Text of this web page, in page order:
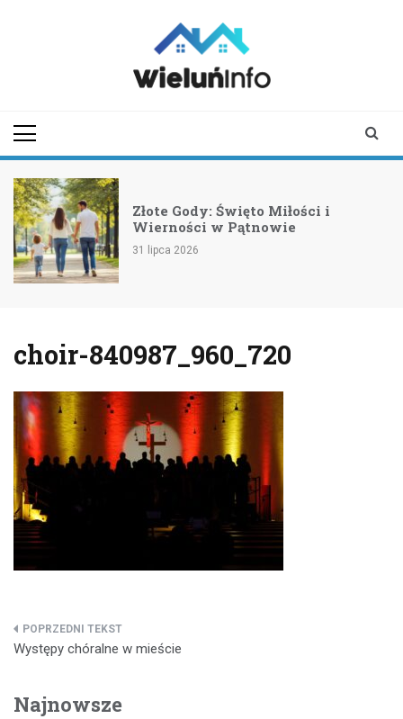
Złote Gody: Święto Miłości i
Wierności w Pątnowie
31 lipca 2026
choir-840987_960_720
Nawigacja
Występy chóralne w mieście
Najnowsze